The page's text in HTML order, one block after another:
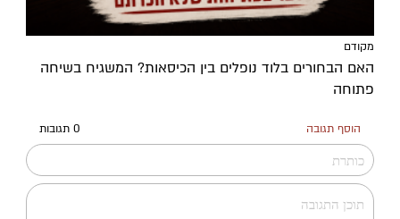
מקודם
האם הבחורים בלוד נופלים בין הכיסאות? המשגיח בשיחה
פתוחה
הוסף תגובה 0 תגובות